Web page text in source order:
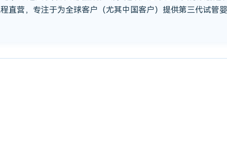
直营，专注于为全球客户（尤其中国客户）提供第三代试管